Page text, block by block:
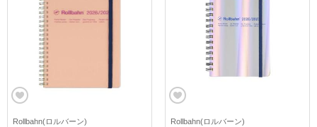
Rollbahn(ロルバーン) Rollbahn(ロルバーン)